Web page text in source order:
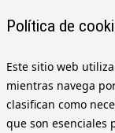
Política de
Este sitio web
mientras navega
clasifican como
que son esenciales